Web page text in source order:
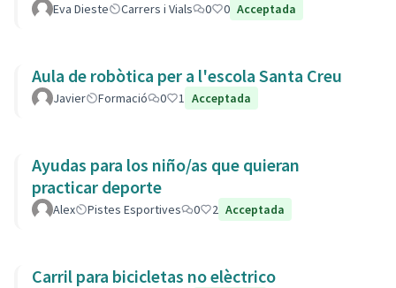
Eva Dieste Carrers i Vials 0 0 Acceptada
Aula de robòtica per a l'escola Santa Creu
Javier Formació 0 1 Acceptada
Ayudas para los niño/as que quieran
practicar deporte
Alex Pistes Esportives 0 2 Acceptada
Carril para bicicletas no elèctrico